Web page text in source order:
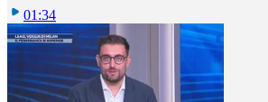
01:34